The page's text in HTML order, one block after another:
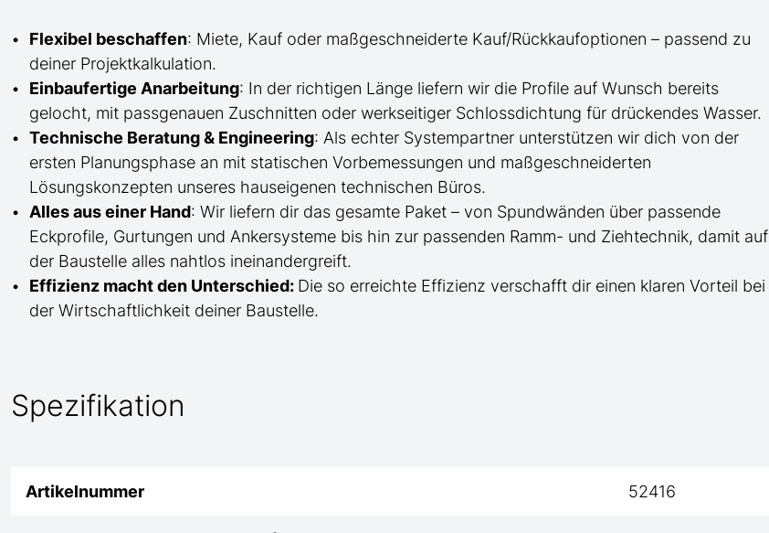
Flexibel beschaffen: Miete, Kauf oder maßgeschneiderte Kauf/Rückkaufoptionen – passend zu
deiner Projektkalkulation.
Einbaufertige Anarbeitung: In der richtigen Länge liefern wir die Profile auf Wunsch bereits
gelocht, mit passgenauen Zuschnitten oder werkseitiger Schlossdichtung für drückendes Wasser.
Technische Beratung & Engineering: Als echter Systempartner unterstützen wir dich von der
ersten Planungsphase an mit statischen Vorbemessungen und maßgeschneiderten
Lösungskonzepten unseres hauseigenen technischen Büros.
Alles aus einer Hand: Wir liefern dir das gesamte Paket – von Spundwänden über passende
Eckprofile, Gurtungen und Ankersysteme bis hin zur passenden Ramm- und Ziehtechnik, damit auf
der Baustelle alles nahtlos ineinandergreift.
Effizienz macht den Unterschied: Die so erreichte Effizienz verschafft dir einen klaren Vorteil bei
der Wirtschaftlichkeit deiner Baustelle.
Spezifikation
Artikelnummer 52416